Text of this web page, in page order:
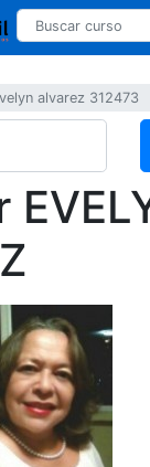
alvarez 312473